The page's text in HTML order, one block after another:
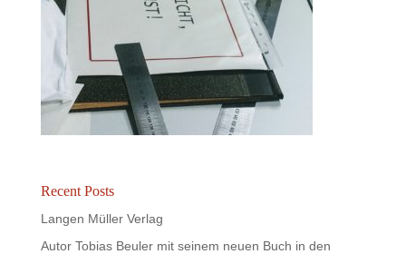
Recent Posts
Langen Müller Verlag
Autor Tobias Beuler mit seinem neuen Buch in den